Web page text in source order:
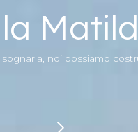
noi possiamo